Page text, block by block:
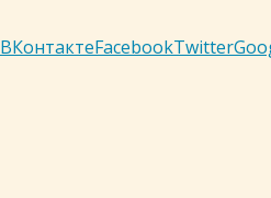
ВКонтактеFacebookTwitter